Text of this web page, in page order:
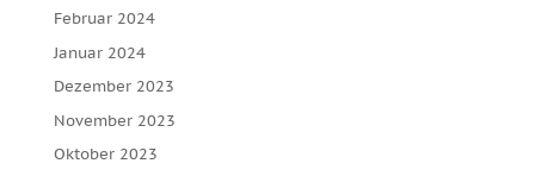
Februar 2024
Januar 2024
Dezember 2023
November 2023
Oktober 2023